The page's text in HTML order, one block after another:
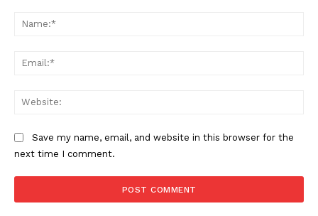
Save my name, email, and website in this browser for the
next time I comment.